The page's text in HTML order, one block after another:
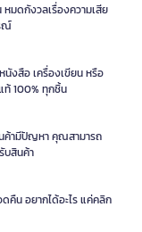
มดกังวลเรื่องความเสีย
ณ์
นังสือ เครื่องเขียน หรือ
ท้ 100% ทุกชิ้น
นค้ามีปัญหา คุณสามารถ
บสินค้า
น อยากได้อะไร แค่คลิก